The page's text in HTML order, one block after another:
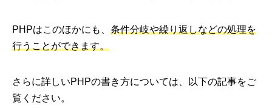
PHPはこのほかにも、 条件分岐や繰り返しなどの処理を
行うことができます。
さらに詳しいPHPの書き方については、以下の記事をご
覧ください。